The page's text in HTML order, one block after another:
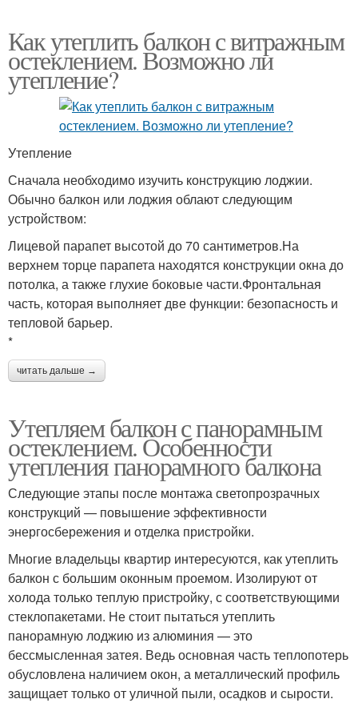
Как утеплить балкон с витражным
остеклением. Возможно ли
утепление?
Утепление
Сначала необходимо изучить конструкцию лоджии.
Обычно балкон или лоджия облают следующим
устройством:
Лицевой парапет высотой до 70 сантиметров.На
верхнем торце парапета находятся конструкции окна до
потолка, а также глухие боковые части.Фронтальная
часть, которая выполняет две функции: безопасность и
тепловой барьер.
*
читать дальше →
Утепляем балкон с панорамным
остеклением. Особенности
утепления панорамного балкона
Следующие этапы после монтажа светопрозрачных
конструкций — повышение эффективности
энергосбережения и отделка пристройки.
Многие владельцы квартир интересуются, как утеплить
балкон с большим оконным проемом. Изолируют от
холода только теплую пристройку, с соответствующими
стеклопакетами. Не стоит пытаться утеплить
панорамную лоджию из алюминия — это
бессмысленная затея. Ведь основная часть теплопотерь
обусловлена наличием окон, а металлический профиль
защищает только от уличной пыли, осадков и сырости.